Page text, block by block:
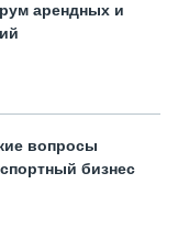
арендных и
вопросы
бизнес